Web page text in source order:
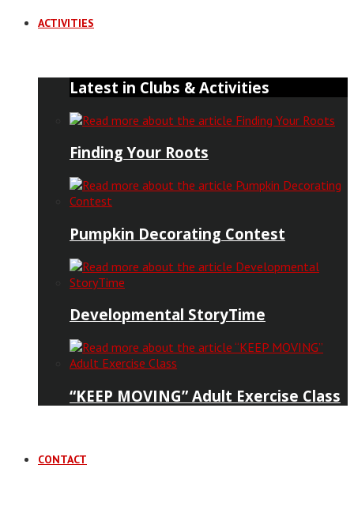
ACTIVITIES
Latest in Clubs & Activities
Finding Your Roots
Pumpkin Decorating Contest
Developmental StoryTime
“KEEP MOVING” Adult Exercise Class
CONTACT